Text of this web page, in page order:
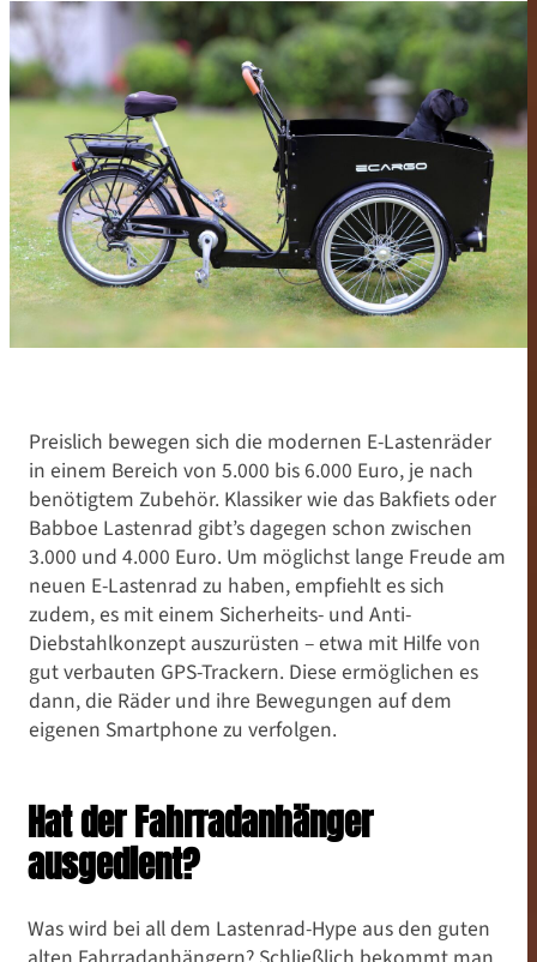
Preislich bewegen sich die modernen E-Lastenräder
in einem Bereich von 5.000 bis 6.000 Euro, je nach
benötigtem Zubehör. Klassiker wie das Bakfiets oder
Babboe Lastenrad gibt’s dagegen schon zwischen
3.000 und 4.000 Euro. Um möglichst lange Freude am
neuen E-Lastenrad zu haben, empfiehlt es sich
zudem, es mit einem Sicherheits- und Anti-
Diebstahlkonzept auszurüsten – etwa mit Hilfe von
gut verbauten GPS-Trackern. Diese ermöglichen es
dann, die Räder und ihre Bewegungen auf dem
eigenen Smartphone zu verfolgen.
Hat der Fahrradanhänger
ausgedient?
Was wird bei all dem Lastenrad-Hype aus den guten